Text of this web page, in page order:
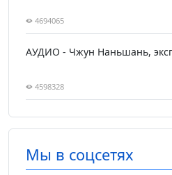
4694065
АУДИО - Чжун Наньшань,
4598328
Мы в соцсетях